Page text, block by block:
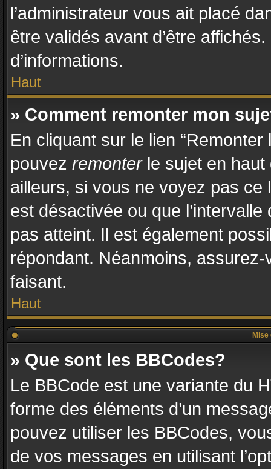
l’administrateur vous ait placé
être validés avant d’être
d’informations.
Haut
» Comment remonter mon
En cliquant sur le lien
pouvez remonterle sujet en haut
ailleurs, si vous ne voyez pas ce
est désactivée ou que
pas atteint. Il est également
répondant. Néanmoins,
faisant.
Haut
» Que sont les BBCodes?
Le BBCode est une variante du
forme des éléments d’un
pouvez utiliser les BBCodes,
de vos messages en utilisant